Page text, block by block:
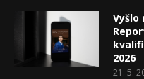
Vyšlo
2026
21. 5.